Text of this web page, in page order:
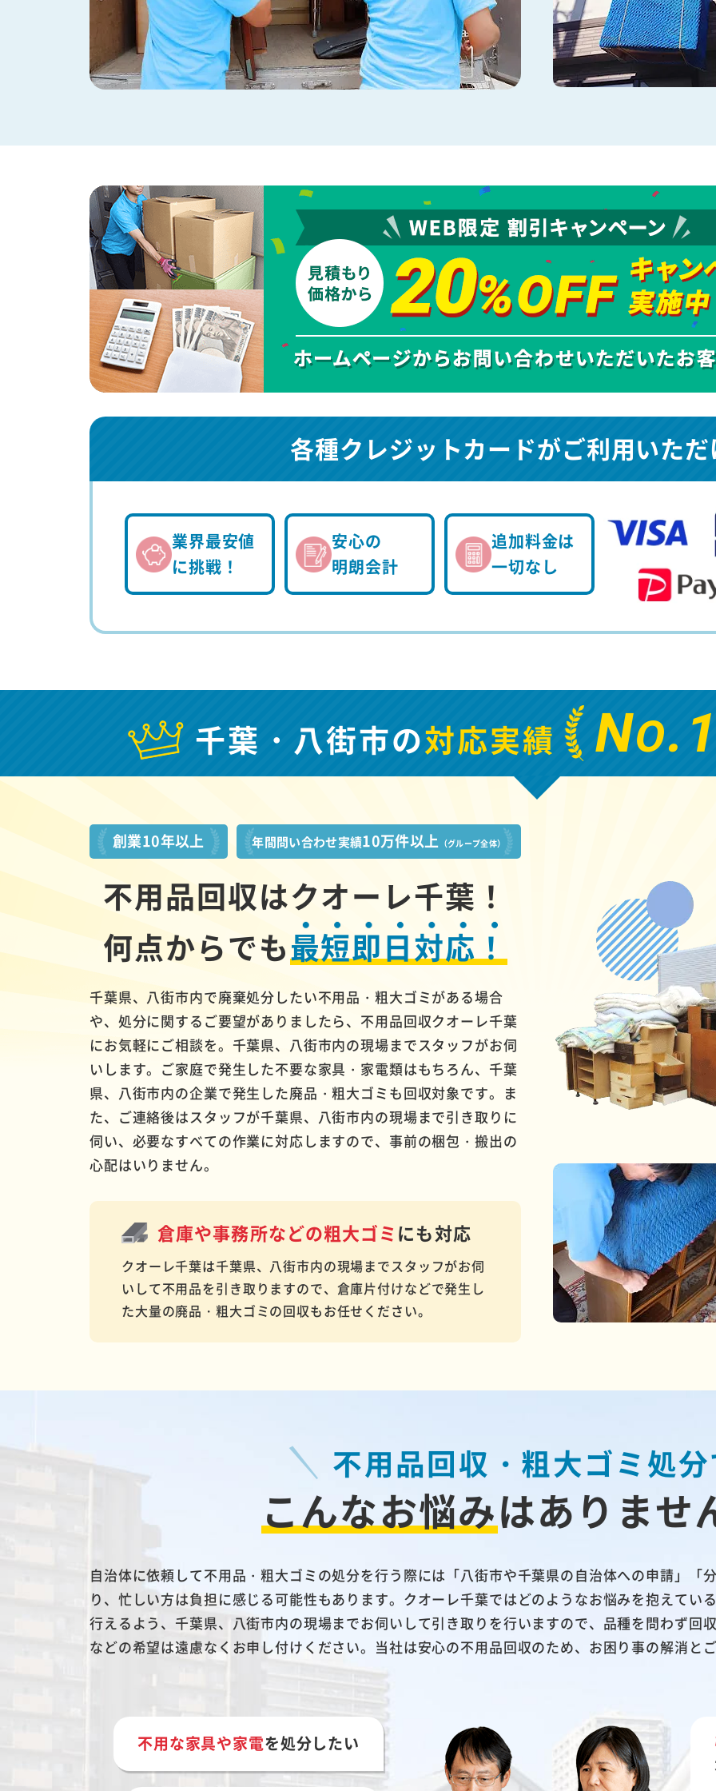
各種クレジットカードがご利用いた
業界最安値
に挑戦！
安心の
明朗会計
追加料金は
一切なし
千葉・八街市の対応実績 NO
創業10年以上 年間問い合わせ実績10万件以上 （グループ全体）
不用品回収はクオーレ千葉！
何点からでも最短即日対応！
千葉県、八街市内で廃棄処分したい不用品・粗大ゴミがある場合
や、処分に関するご要望がありましたら、不用品回収クオーレ千葉
にお気軽にご相談を。千葉県、八街市内の現場までスタッフがお伺
いします。ご家庭で発生した不要な家具・家電類はもちろん、千葉
県、八街市内の企業で発生した廃品・粗大ゴミも回収対象です。ま
た、ご連絡後はスタッフが千葉県、八街市内の現場まで引き取りに
伺い、必要なすべての作業に対応しますので、事前の梱包・搬出の
心配はいりません。
倉庫や事務所などの粗大ゴミ にも対応
クオーレ千葉は千葉県、八街市内の現場までスタッフがお伺
いして不用品を引き取りますので、倉庫片付けなどで発生し
た大量の廃品・粗大ゴミの回収もお任せください。
不用品回収・粗大ゴミ処
こんなお悩みはありませ
自治体に依頼して不用品・粗大ゴミの処分を行う際には「八街市や千葉県の自治体への申請」「
り、忙しい方は負担に感じる可能性もあります。クオーレ千葉ではどのようなお悩みを抱えてい
行えるよう、千葉県、八街市内の現場までお伺いして引き取りを行いますので、品種を問わず回
などの希望は遠慮なくお申し付けください。当社は安心の不用品回収のため、お困り事の解消と
不用な家具や家電を処分したい